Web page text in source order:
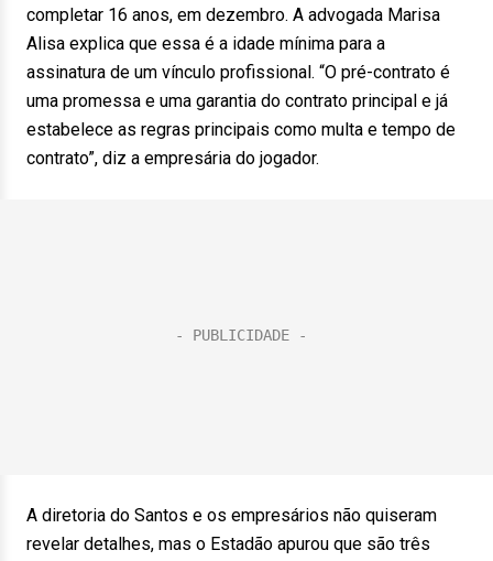
completar 16 anos, em dezembro. A advogada Marisa
Alisa explica que essa é a idade mínima para a
assinatura de um vínculo profissional. “O pré-contrato é
uma promessa e uma garantia do contrato principal e já
estabelece as regras principais como multa e tempo de
contrato”, diz a empresária do jogador.
A diretoria do Santos e os empresários não quiseram
revelar detalhes, mas o Estadão apurou que são três